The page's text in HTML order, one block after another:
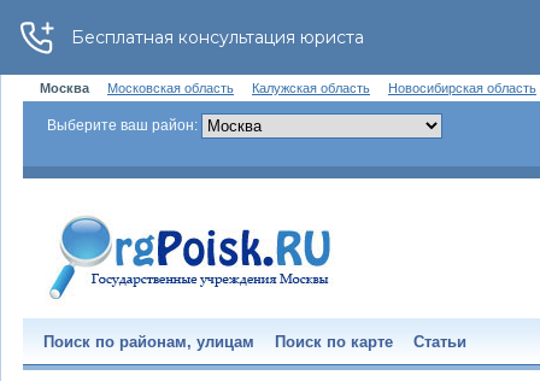
Москва Московская область Калужская область Новосибирская область
Выберите ваш район:
Поиск по районам, улицам Поиск по карте Статьи